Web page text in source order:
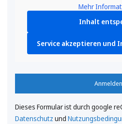
Mehr
Inhalt
Service akzeptieren und
Anmelden
Dieses Formular ist durch google
Datenschutz und